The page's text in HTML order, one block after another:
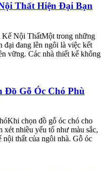
Thất Hiện Đại Bạn
Nội ThấtMột trong những
đại đang lên ngôi là việc kết
vững. Các nhà thiết kế không
Đồ Gỗ Óc Chó Phù
chọn đồ gỗ óc chó cho
xét nhiều yếu tố như màu sắc,
nội thất của ngôi nhà. Gỗ óc